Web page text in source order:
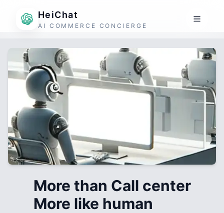
HeiChat
AI COMMERCE CONCIERGE
More than Call center
More like human